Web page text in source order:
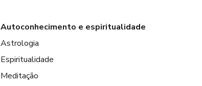
Autoconhecimento e espiritualidade
Astrologia
Espiritualidade
Meditação